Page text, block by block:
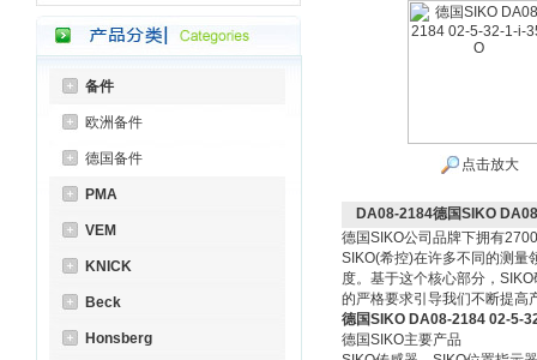
备件
欧洲备件
德国备件
PMA
VEM
KNICK
Beck
Honsberg
点击放大
DA08-2184德国SIKO
德国SIKO公司品牌下拥有2700
SIKO(希控)在许多不同的测量
度。基于这个核心部分， SIKO
的严格要求引导我们不断提高
德国SIKO DA08-2184 02-5-
德国SIKO主要产品